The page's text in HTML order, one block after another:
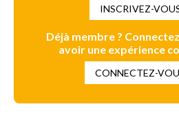
INSCRIVEZ-
Déjà membre ?
avoir une expérience
CONNECTEZ-